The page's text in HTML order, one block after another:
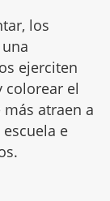
los
ejerciten
colorear el
atraen a
e